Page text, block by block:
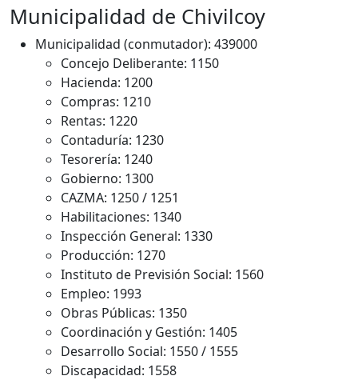
Municipalidad de Chivilcoy
Municipalidad (conmutador): 439000
Concejo Deliberante: 1150
Hacienda: 1200
Compras: 1210
Rentas: 1220
Contaduría: 1230
Tesorería: 1240
Gobierno: 1300
CAZMA: 1250 / 1251
Habilitaciones: 1340
Inspección General: 1330
Producción: 1270
Instituto de Previsión Social: 1560
Empleo: 1993
Obras Públicas: 1350
Coordinación y Gestión: 1405
Desarrollo Social: 1550 / 1555
Discapacidad: 1558